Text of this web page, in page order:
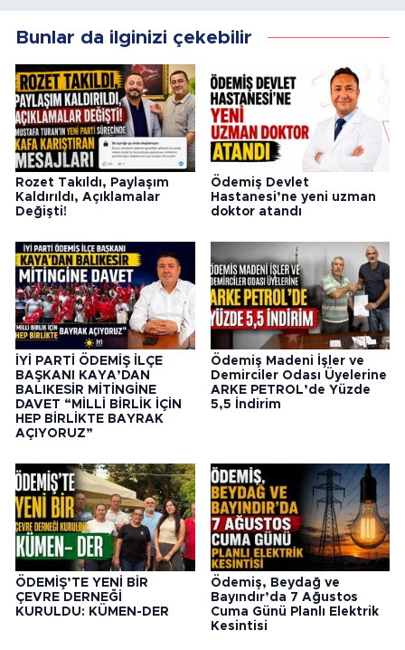
Bunlar da ilginizi çekebilir
Rozet Takıldı, Paylaşım
Kaldırıldı, Açıklamalar
Değişti!
Ödemiş Devlet
Hastanesi’ne yeni uzman
doktor atandı
İYİ PARTİ ÖDEMİŞ İLÇE
BAŞKANI KAYA’DAN
BALIKESİR MİTİNGİNE
DAVET “MİLLİ BİRLİK İÇİN
HEP BİRLİKTE BAYRAK
AÇIYORUZ”
Ödemiş Madeni İşler ve
Demirciler Odası Üyelerine
ARKE PETROL’de Yüzde
5,5 İndirim
ÖDEMİŞ’TE YENİ BİR
ÇEVRE DERNEĞİ
KURULDU: KÜMEN-DER
Ödemiş, Beydağ ve
Bayındır’da 7 Ağustos
Cuma Günü Planlı Elektrik
Kesintisi